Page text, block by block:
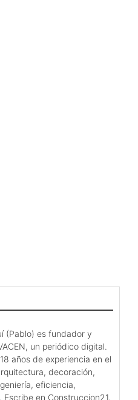
(Pablo) es fundador y
un periódico digital.
años de experiencia en el
decoración,
eficiencia,
en Construccion21,